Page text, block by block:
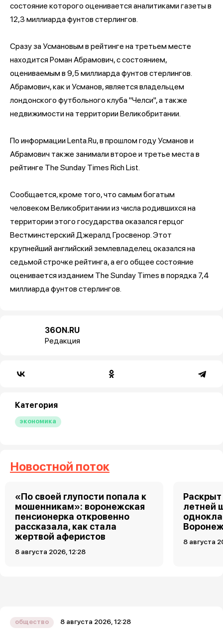
состояние которого оценивается аналитиками газеты в
12,3 миллиарда фунтов стерлингов.
Сразу за Усмановым в рейтинге на третьем месте
находится Роман Абрамович, с состоянием,
оцениваемым в 9,5 миллиарда фунтов стерлингов.
Абрамович, как и Усманов, является владельцем
лондонского футбольного клуба "Челси", а также
недвижимости на территории Великобритании.
По информации Lenta.Ru, в прошлом году Усманов и
Абрамович также занимали второе и третье места в
рейтинге The Sunday Times Rich List.
Сообщается, кроме того, что самым богатым
человеком Великобритании из числа родившихся на
территории этого государства оказался герцог
Вестминстерский Джералд Гросвенор. Этот
крупнейший английский землевладелец оказался на
седьмой строчке рейтинга, а его общее состояние
оценивается изданием The Sunday Times в порядка 7,4
миллиарда фунтов стерлингов.
36ON.RU
Редакция
Категория
экономика
Новостной поток
«По своей глупости попала к
мошенникам»: воронежская
пенсионерка откровенно
рассказала, как стала
жертвой аферистов
8 августа 2026, 12:28
летней
8 августа
общество 8 августа 2026, 12:28